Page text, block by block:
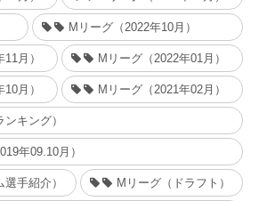
Mリーグ（2022年10月）
月） Mリーグ（2022年01月）
月） Mリーグ（2021年02月）
キング）
年09.10月）
手紹介） Mリーグ（ドラフト）